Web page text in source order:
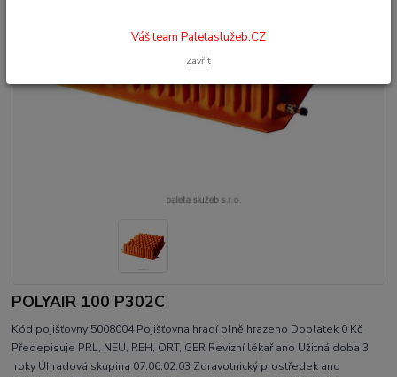
POLYAIR 100 P302C
Kód pojišťovny 5008004 Pojišťovna hradí plně hrazeno Doplatek 0 Kč
Předepisuje PRL, NEU, REH, ORT, GER Revizní lékař ano Užitná doba 3
roky Úhradová skupina 07.06.02.03 Zdravotnický prostředek ano
Váš team Paletaslužeb.CZ
Zavřít